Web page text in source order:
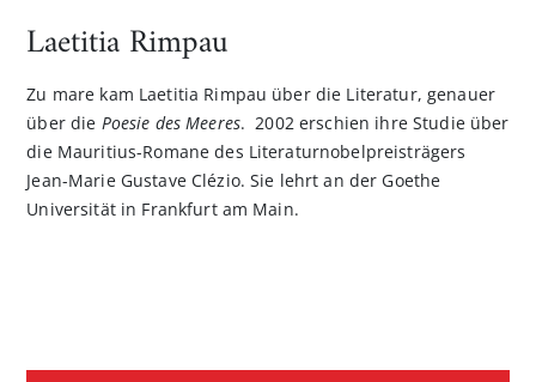
Bildgalerie
Laetitia Rimpau
Zu mare kam Laetitia Rimpau über die Literatur, genauer
über die Poesie des Meeres. 2002 erschien ihre Studie über
die Mauritius-Romane des Literaturnobelpreisträgers
Jean-Marie Gustave Clézio. Sie lehrt an der Goethe
Universität in Frankfurt am Main.